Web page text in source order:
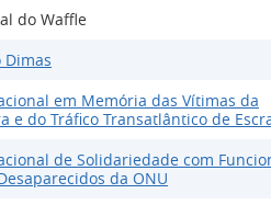
do Waffle
Dimas
em Memória das Vítimas da
e do Tráfico Transatlântico de
de Solidariedade com
da ONU